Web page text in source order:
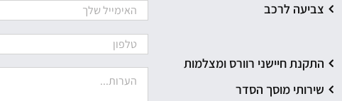
צביעה לרכב
התקנת חיישני רוורס ומצלמות
שירותי מוסך הסדר